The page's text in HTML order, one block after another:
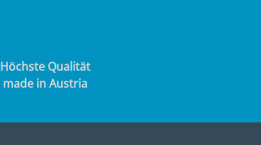
Höchste Qualität
made in Austria